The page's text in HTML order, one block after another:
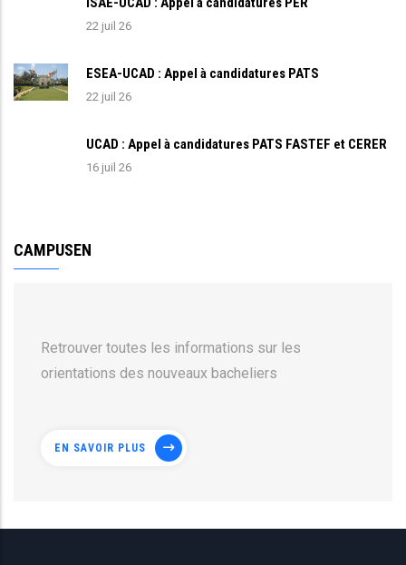
22 juil 26
ESEA-UCAD : Appel à candidatures PATS
22 juil 26
UCAD : Appel à candidatures PATS FASTEF et CERER
16 juil 26
CAMPUSEN
Retrouver toutes les informations sur les
orientations des nouveaux bacheliers
EN SAVOIR PLUS